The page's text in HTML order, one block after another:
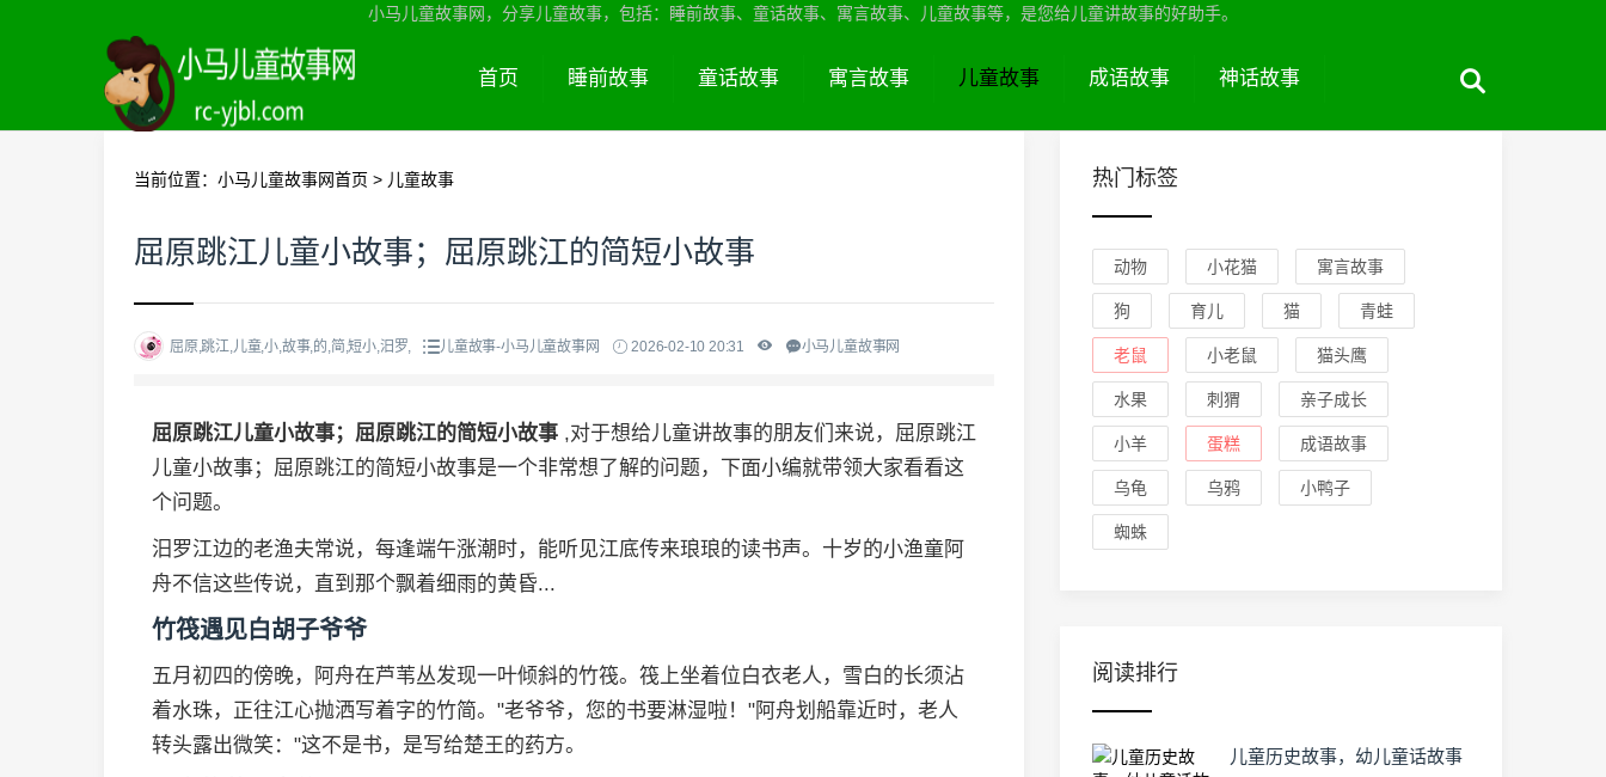
小马儿童故事网，分享儿童故事，包括：睡前故事、童话故事、寓言故事、儿童故事等，是您给儿童讲故事的好助手。
首页 睡前故事 童话故事 寓言故事 儿童故事 成语故事 神话故事
当前位置： 小马儿童故事网首页 > 儿童故事
屈原跳江儿童小故事；屈原跳江的简短小故事
屈原,跳江,儿童,小,故事,的,简,短小,汨罗, 儿童故事-小马儿童故事网 2026-02-10 20:31 小马儿童故事网
屈原跳江儿童小故事；屈原跳江的简短小故事 ,对于想给儿童讲故事的朋友们来说，屈原跳江
儿童小故事；屈原跳江的简短小故事是一个非常想了解的问题，下面小编就带领大家看看这
个问题。
汨罗江边的老渔夫常说，每逢端午涨潮时，能听见江底传来琅琅的读书声。十岁的小渔童阿
舟不信这些传说，直到那个飘着细雨的黄昏...
竹筏遇见白胡子爷爷
五月初四的傍晚，阿舟在芦苇丛发现一叶倾斜的竹筏。筏上坐着位白衣老人，雪白的长须沾
着水珠，正往江心抛洒写着字的竹简。"老爷爷，您的书要淋湿啦！"阿舟划船靠近时，老人
转头露出微笑："这不是书，是写给楚王的药方。
热门标签
动物 小花猫 寓言故事
狗 育儿 猫 青蛙
老鼠 小老鼠 猫头鹰
水果 刺猬 亲子成长
小羊 蛋糕 成语故事
乌龟 乌鸦 小鸭子
蜘蛛
阅读排行
儿童历史故事，幼儿童话故事